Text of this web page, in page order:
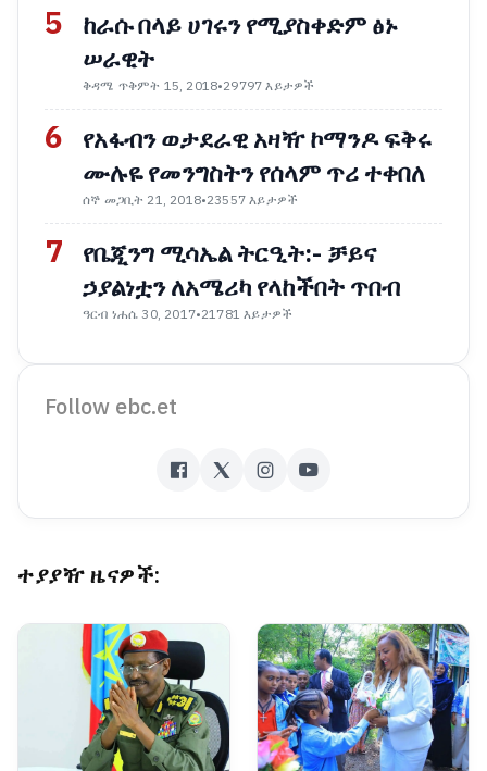
5
ከራሱ በላይ ሀገሩን የሚያስቀድም ፅኑ
ሠራዊት
ቅዳሜ ጥቅምት 15, 2018•29797 እይታዎች
6
የአፋብን ወታደራዊ አዛዥ ኮማንዶ ፍቅሩ
ሙሉዬ የመንግስትን የሰላም ጥሪ ተቀበለ
ሰኞ መጋቢት 21, 2018•23557 እይታዎች
7
የቤጂንግ ሚሳኤል ትርዒት:- ቻይና
ኃያልነቷን ለአሜሪካ የላከችበት ጥበብ
ዓርብ ነሐሴ 30, 2017•21781 እይታዎች
Follow ebc.et
ተያያዥ ዜናዎች: